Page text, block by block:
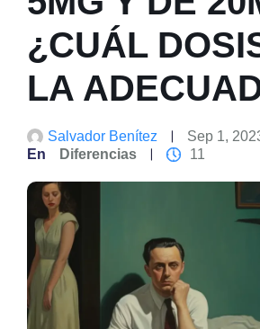
¿CUÁL
LA
Salvador Benítez
Sep 1,
En
Diferencias 11